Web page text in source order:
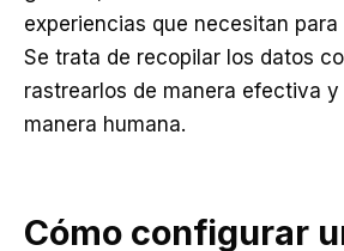
experiencias que necesitan
Se trata de recopilar los datos
rastrearlos de manera efectiva
manera humana.
Cómo configurar